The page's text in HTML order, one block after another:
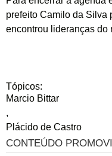
prefeito Camilo da Silva
encontrou lideranças do
Tópicos:
Marcio Bittar
,
Plácido de Castro